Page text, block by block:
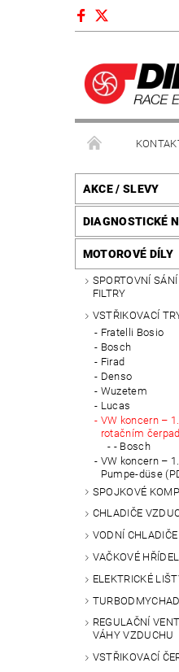
AKCE / SLEVY
DIAGNOSTICKÉ
MOTOROVÉ DÍLY
SPORTOVNÍ
FILTRY
VSTŘIKOVACÍ
Fratelli Bosio
Bosch
Firad
Denso
Wuzetem
Lucas
VW koncern –
rotačním
- Bosch
VW koncern –
Pumpe-düse
SPOJKOVÉ
CHLADIČE
VODNÍ CHLADIČE
VAČKOVÉ
ELEKTRICKÉ
REGULAČNÍ
VÁHY VZDUCHU
VSTŘIKOVACÍ